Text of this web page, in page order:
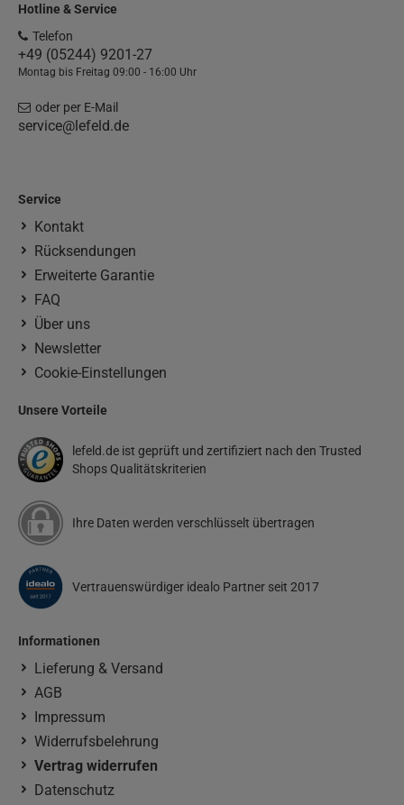
Hotline & Service
Telefon
+49 (05244) 9201-27
Montag bis Freitag 09:00 - 16:00 Uhr
oder per E-Mail
service@lefeld.de
Service
Kontakt
Rücksendungen
Erweiterte Garantie
FAQ
Über uns
Newsletter
Cookie-Einstellungen
Unsere Vorteile
lefeld.de ist geprüft und zertifiziert nach den Trusted
Shops Qualitätskriterien
Ihre Daten werden verschlüsselt übertragen
Vertrauenswürdiger idealo Partner seit 2017
Informationen
Lieferung & Versand
AGB
Impressum
Widerrufsbelehrung
Vertrag widerrufen
Datenschutz